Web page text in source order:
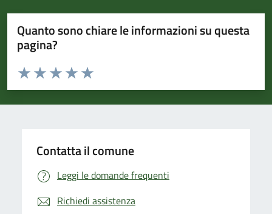
Quanto sono chiare le informazioni su questa
pagina?
Valuta da 1 a 5 stelle la pagina
Valuta 5 stelle su 5
Valuta 4 stelle su 5
Valuta 3 stelle su 5
Valuta 2 stelle su 5
Valuta 1 stelle su 5
Contatta il comune
Leggi le domande frequenti
Richiedi assistenza